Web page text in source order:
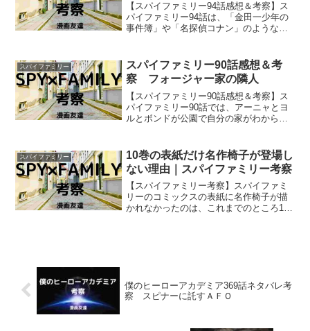
【スパイファミリー94話感想＆考察】ス
パイファミリー94話は、「金田一少年の
事件簿」や「名探偵コナン」のような探
スパイファミリー
スパイファミリー90話感想＆考
察 フォージャー家の隣人
【スパイファミリー90話感想＆考察】ス
パイファミリー90話では、アーニャとヨ
ルとボンドが公園で自分の家がわからな
した。
スパイファミリー
10巻の表紙だけ名作椅子が登場し
ない理由｜スパイファミリー考察
【スパイファミリー考察】スパイファミ
リーのコミックスの表紙に名作椅子が描
かれなかったのは、これまでのところ10
僕のヒーローアカデミア369話ネタバレ考
察 スピナーに託すＡＦＯ